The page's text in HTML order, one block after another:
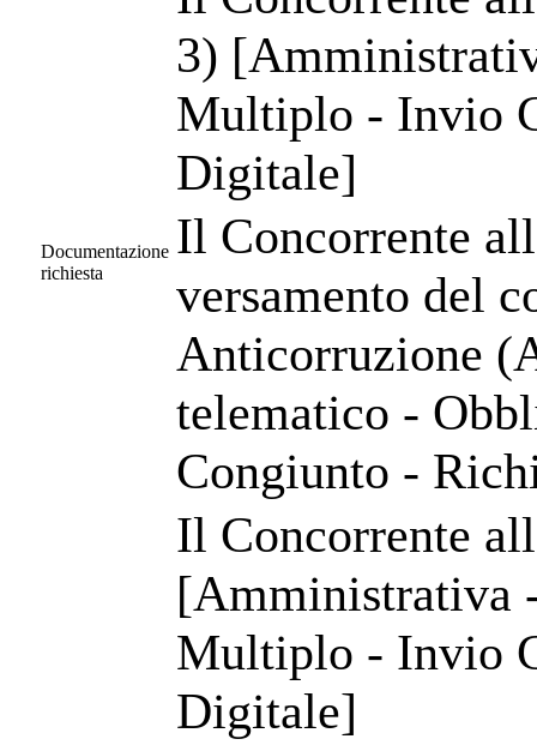
Documentazione
richiesta
3)
Multiplo - Invio
Digitale]
Il Concorrente
versamento del
Anticorruzione
telematico -
Congiunto -
Il Concorrente
[Amministrativa
Multiplo - Invio
Digitale]